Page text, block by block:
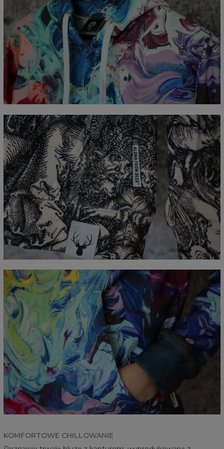
Mierzone na płasko
CM
XS S M L XXL XXXL
A - Długość całkowita
65 67 69 71 73 75
77
B - Sz. klatki piersiowej
48 51 54 57 60 63
66
C - Długość rękawów
61 62 63 64 65 66 67
KOMFORTOWE CHILLOWANIE